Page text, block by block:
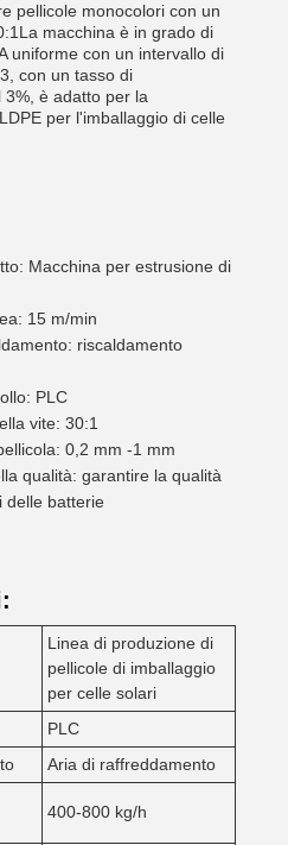
pellicole monocolori con un
macchina è in grado di
uniforme con un intervallo di
con un tasso di
è adatto per la
per l'imballaggio di celle
Macchina per estrusione di
15 m/min
riscaldamento
PLC
vite: 30:1
0,2 mm -1 mm
qualità: garantire la qualità
delle batterie
Linea di produzione di
pellicole di imballaggio
per celle solari
PLC
Aria di raffreddamento
400-800 kg/h